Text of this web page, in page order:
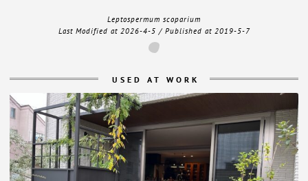
Leptospermum scoparium
Last Modified at 2026-4-5 / Published at 2019-5-7
USED AT WORK